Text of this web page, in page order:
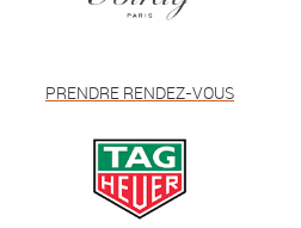
PRENDRE RENDEZ-VOUS